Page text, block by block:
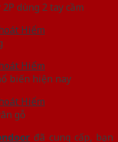
dùng 2 tay cầm
biến hiện nay
gỗ
đã cung cấp, bạn